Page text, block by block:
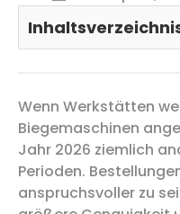
Wenn Werkstätten
Biegemaschinen
Jahr 2026 ziemlich
Perioden.
anspruchsvoller zu